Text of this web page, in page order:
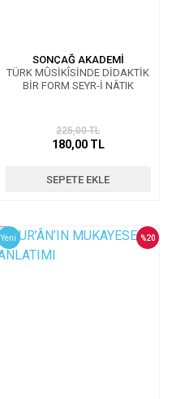
SONÇAĞ AKADEMİ
TÜRK MÛSİKÎSİNDE DİDAKTİK
BİR FORM SEYR-İ NÂTIK
225,00 TL
180,00 TL
SEPETE EKLE
Yeni %20